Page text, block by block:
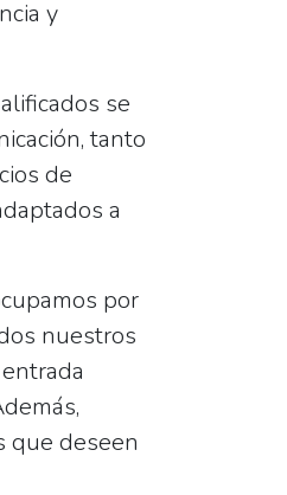
y
se
tanto
de
a
por
nuestros
entrada
que deseen